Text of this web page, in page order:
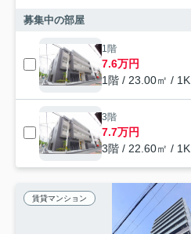
募集中の部屋
1階
7.6万円
1階 / 23.00㎡ / 1K
3階
7.7万円
3階 / 22.60㎡ / 1K
賃貸マンション